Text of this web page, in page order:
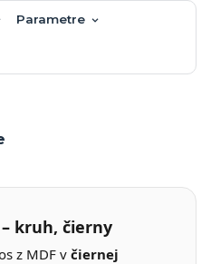
Parametre
kruh, čierny
z MDF včiernej